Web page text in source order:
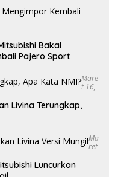
Bakal
Pajero Sport
Mare
T 16,
Livina Terungkap,
Ma
Ret
Luncurkan